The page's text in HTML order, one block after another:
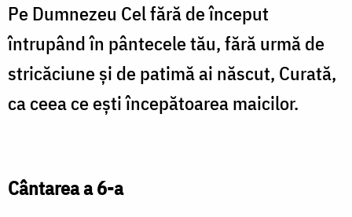
Pe Dumnezeu Cel fără de început
întrupând în pântecele tău, fără urmă de
stricăciune și de patimă ai născut, Curată,
ca ceea ce ești începătoarea maicilor.
Cântarea a 6-a